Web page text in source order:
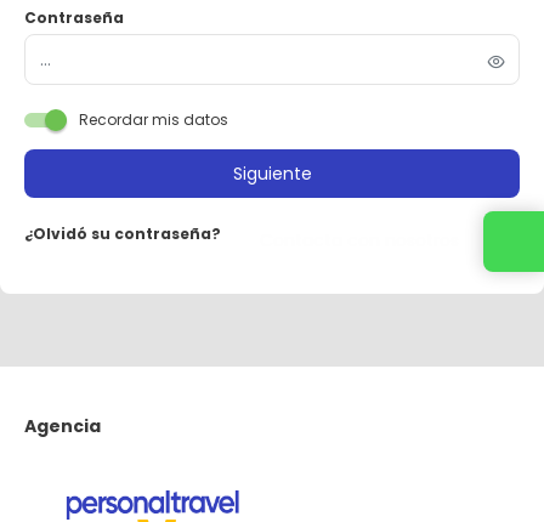
Contraseña
Recordar mis datos
Siguiente
¿Olvidó su contraseña?
Agencia